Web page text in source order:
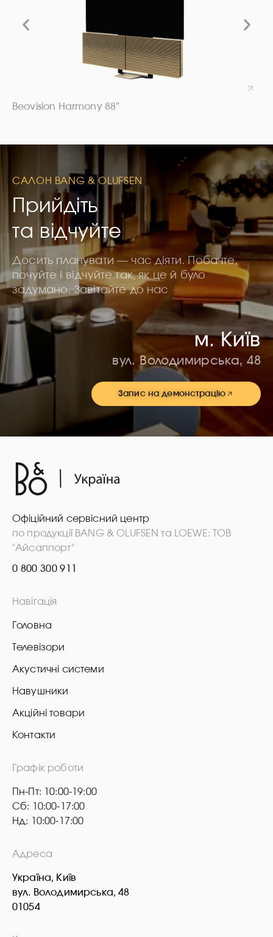
Beovision Harmony 88″
САЛОН BANG & OLUFSEN
Прийдіть
та відчуйте
Досить планувати — час діяти. Побачте,
почуйте і відчуйте так, як це й було
задумано. Завітайте до нас
м. Київ
вул. Володимирська, 48
Запис на демонстрацію
Офіційний сервісний центр
по продукції BANG & OLUFSEN та LOEWE: ТОВ
"Айсаппорт"
0 800 300 911
Навігація
Головна
Телевізори
Акустичні системи
Навушники
Акційні товари
Контакти
Графік роботи
Пн-Пт: 10:00-19:00
Сб: 10:00-17:00
Нд: 10:00-17:00
Адреса
Україна, Київ
вул. Володимирська, 48
01054